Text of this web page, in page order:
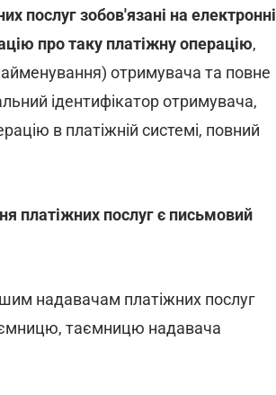
послуг зобов'язані на електронні
про таку платіжну операцію,
отримувача та повне
ідентифікатор отримувача,
в платіжній системі, повний
платіжних послуг є письмовий
надавачам платіжних послуг
таємницю надавача